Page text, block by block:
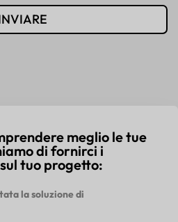
meglio le tue
di fornirci i
tuo progetto:
la soluzione di